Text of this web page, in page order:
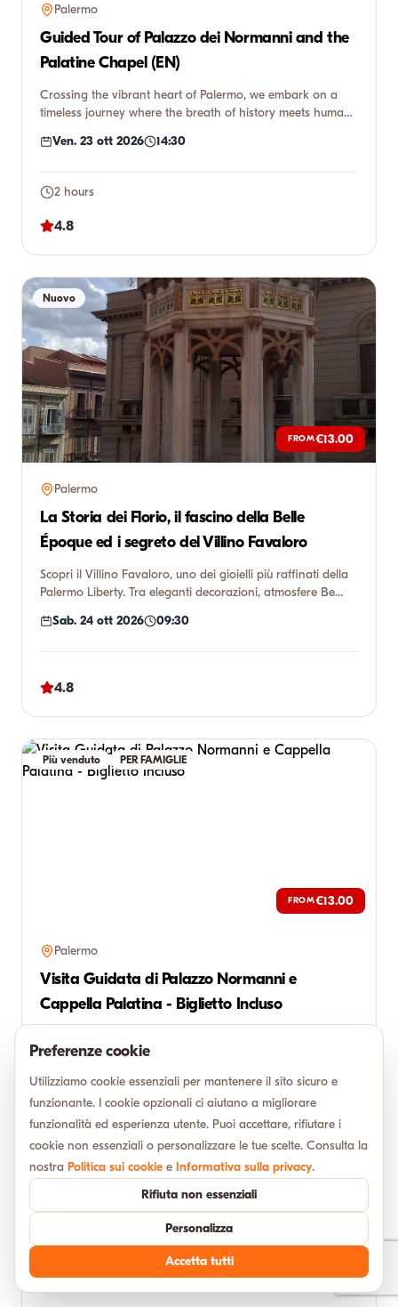
Palermo
Guided Tour of Palazzo dei Normanni and the
Palatine Chapel (EN)
Crossing the vibrant heart of Palermo, we embark on a
timeless journey where the breath of history meets human
Ven. 23 ott 2026 14:30
2 hours
4.8
Nuovo
FROM€13.00
Palermo
La Storia dei Florio, il fascino della Belle
Époque ed i segreto del Villino Favaloro
Scopri il Villino Favaloro, uno dei gioielli più raffinati della
Palermo Liberty. Tra eleganti decorazioni, atmosfere Be...
Sab. 24 ott 2026
09:30
4.8
Più venduto PER FAMIGLIE
FROM€13.00
Palermo
Visita Guidata di Palazzo Normanni e
Cappella Palatina - Biglietto Incluso
in un viaggio senza tempo, dove il soffio della storia
Sab. 24 ott 2026 14:30
2 hours Up to 25
4.8
Preferenze cookie
Utilizziamo cookie essenziali per mantenere il sito sicuro e
funzionante. I cookie opzionali ci aiutano a migliorare
funzionalità ed esperienza utente. Puoi accettare, rifiutare i
cookie non essenziali o personalizzare le tue scelte. Consulta la
nostra Politica sui cookie e Informativa sulla privacy.
Rifiuta non essenziali
Personalizza
Accetta tutti